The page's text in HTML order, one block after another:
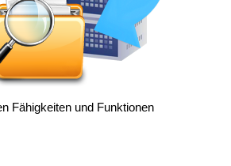
Fähigkeiten und Funktionen